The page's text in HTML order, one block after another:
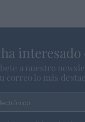
ha
a nuestro
correo lo más